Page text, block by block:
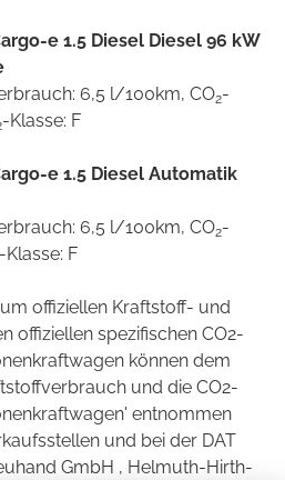
e 1.5 Diesel Diesel 96 kW
6,5 l/100km, CO2-
-Klasse: F
e 1.5 Diesel Automatik
6,5 l/100km, CO2-
-Klasse: F
offiziellen Kraftstoff- und
offiziellen spezifischen CO2-
können dem
und die CO2-
entnommen
und bei der DAT
GmbH , Helmuth-Hirth-